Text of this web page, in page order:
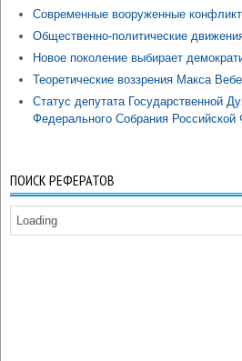
Современные вооруженные
Общественно-политические
Новое поколение выбирает
Теоретические воззрения Макса
Статус депутата Государственной
Федерального Собрания Российской
ПОИСК РЕФЕРАТОВ
Loading